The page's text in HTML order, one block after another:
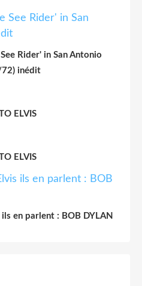
Rider' in San Antonio
inédit
ELVIS
ELVIS
en parlent : BOB DYLAN